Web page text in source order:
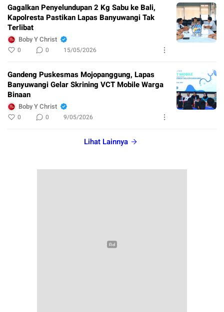
Gagalkan Penyelundupan 2 Kg Sabu ke Bali,
Kapolresta Pastikan Lapas Banyuwangi Tak
Terlibat
Boby Y Christ
0 0 15/05/2026
Gandeng Puskesmas Mojopanggung, Lapas
Banyuwangi Gelar Skrining VCT Mobile Warga
Binaan
Boby Y Christ
0 0 9/05/2026
Lihat Lainnya